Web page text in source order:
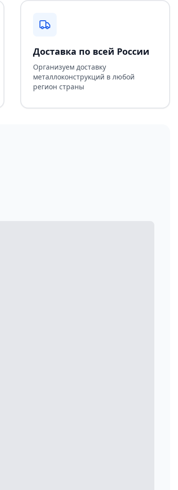
Доставка по всей России
Организуем доставку
металлоконструкций в любой
регион страны